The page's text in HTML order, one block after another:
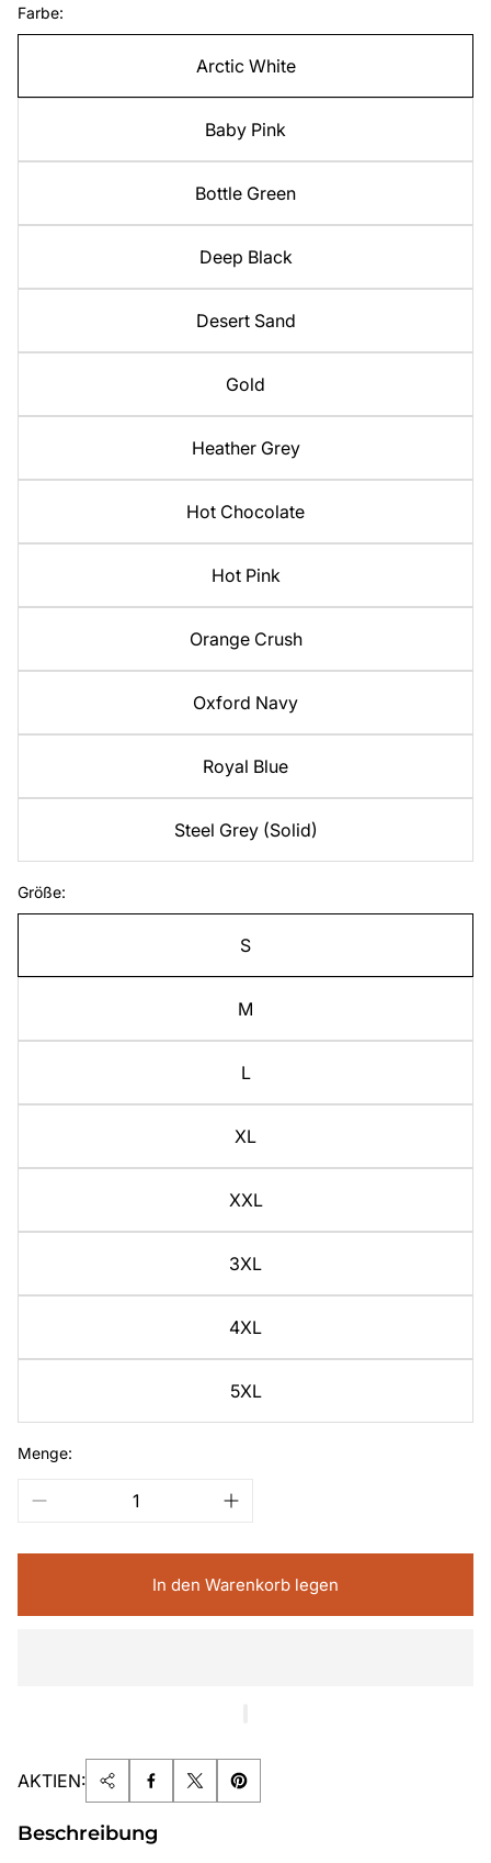
Farbe:
Arctic White
Baby Pink
Bottle Green
Deep Black
Desert Sand
Gold
Heather Grey
Hot Chocolate
Hot Pink
Orange Crush
Oxford Navy
Royal Blue
Steel Grey (Solid)
Größe:
S
M
L
XL
XXL
3XL
4XL
5XL
Menge:
In den Warenkorb legen
AKTIEN:
Beschreibung